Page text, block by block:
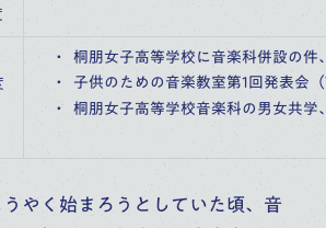
桐朋女子高等学校に音楽科併設の件
子供のための音楽教室第1回発表会
桐朋女子高等学校音楽科の男女共学
やく始まろうとしていた頃、音